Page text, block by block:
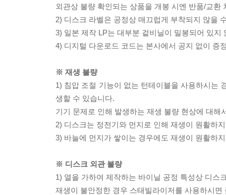
외관상 불량 확인되는 상품을 개봉 시엔 반품/교환
2) 디스크 라벨은 공정상 매끄럽게 부착되지 않을
3) 일본 제작 LP는 대부분 겉비닐이 밀봉되어 있지
4) 디지털 다운로드 코드는 본사에서 공지 없이 증
※ 재생 불량
1) 침압 조절 기능이 없는 턴테이블을 사용하시는
생할 수 있습니다.
기기 문제로 인해 발생하는 재생 불량 현상에 대
2) 디스크는 정전기와 먼지로 인해 재생이 원활하
3) 바늘에 먼지가 쌓이는 경우에도 재생이 원활하
※ 디스크 외관 불량
1) 열을 가하여 제작하는 바이닐 공정 특성상 디스
재생이 불안정한 경우 스태빌라이저를 사용하시